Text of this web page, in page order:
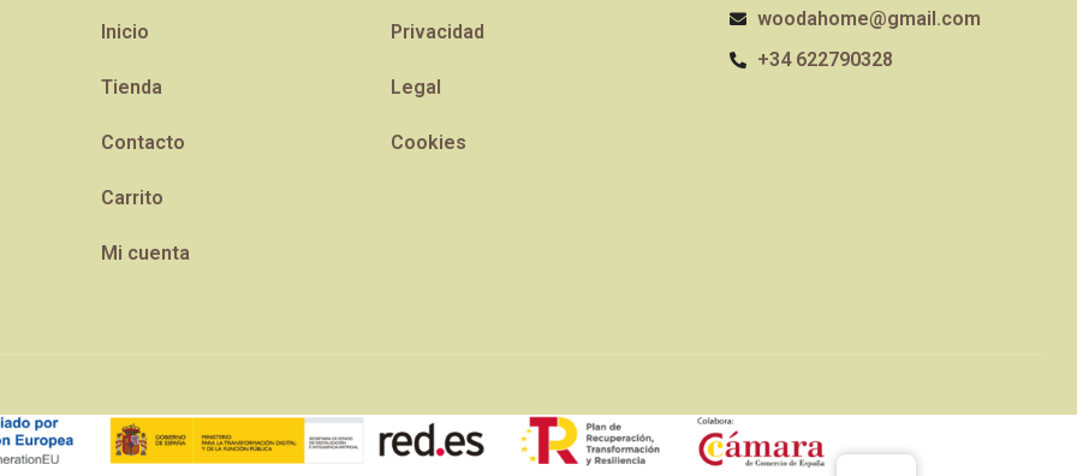
Inicio
Tienda
Contacto
Carrito
Mi cuenta
Privacidad
Legal
Cookies
woodahome@gmail.com
+34 622790328